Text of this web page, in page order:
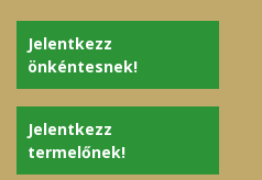
Jelentkezz
önkéntesnek!
Jelentkezz
termelőnek!